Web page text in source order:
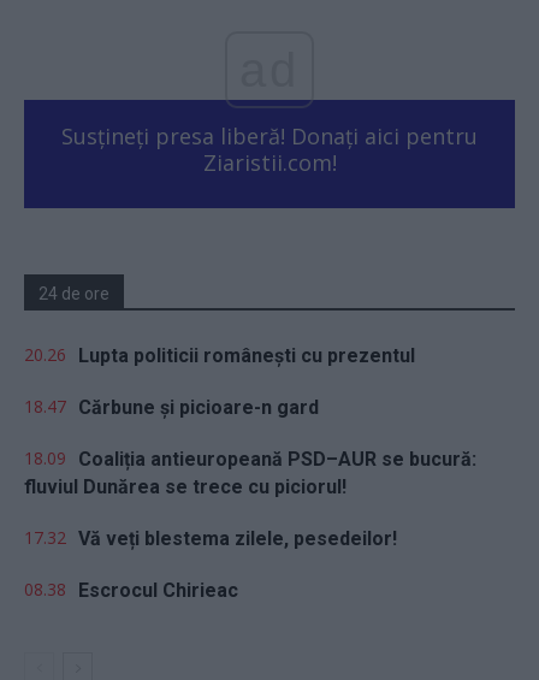
Susțineți presa liberă! Donați aici pentru
Ziaristii.com!
24 de ore
20.26 Lupta politicii românești cu prezentul
18.47 Cărbune și picioare-n gard
18.09
Coaliția antieuropeană PSD–AUR se bucură:
fluviul Dunărea se trece cu piciorul!
17.32 Vă veți blestema zilele, pesedeilor!
08.38 Escrocul Chirieac